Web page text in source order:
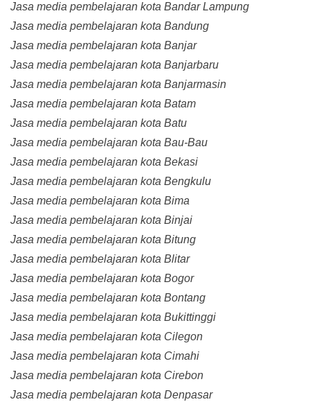
Jasa media pembelajaran kota Bandar Lampung
Jasa media pembelajaran kota Bandung
Jasa media pembelajaran kota Banjar
Jasa media pembelajaran kota Banjarbaru
Jasa media pembelajaran kota Banjarmasin
Jasa media pembelajaran kota Batam
Jasa media pembelajaran kota Batu
Jasa media pembelajaran kota Bau-Bau
Jasa media pembelajaran kota Bekasi
Jasa media pembelajaran kota Bengkulu
Jasa media pembelajaran kota Bima
Jasa media pembelajaran kota Binjai
Jasa media pembelajaran kota Bitung
Jasa media pembelajaran kota Blitar
Jasa media pembelajaran kota Bogor
Jasa media pembelajaran kota Bontang
Jasa media pembelajaran kota Bukittinggi
Jasa media pembelajaran kota Cilegon
Jasa media pembelajaran kota Cimahi
Jasa media pembelajaran kota Cirebon
Jasa media pembelajaran kota Denpasar